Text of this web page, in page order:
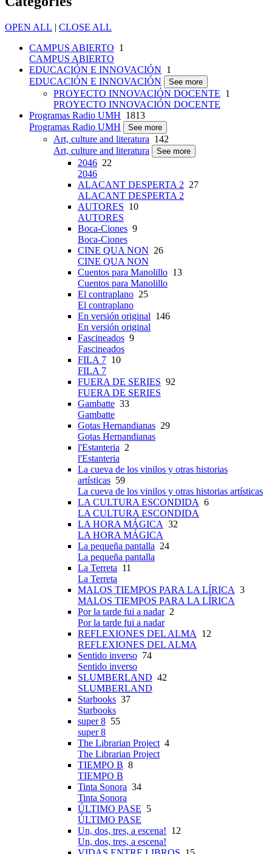
OPEN ALL | CLOSE ALL
CAMPUS ABIERTO 1
CAMPUS ABIERTO
EDUCACIÓN E INNOVACIÓN 1
EDUCACIÓN E INNOVACIÓN
See more
PROYECTO INNOVACIÓN DOCENTE 1
PROYECTO INNOVACIÓN DOCENTE
Programas Radio UMH 1813
Programas Radio UMH
See more
Art, culture and literatura 142
Art, culture and literatura
See more
2046 22
2046
ALACANT DESPERTA 2 27
ALACANT DESPERTA 2
AUTORES 10
AUTORES
Boca-Ciones 9
Boca-Ciones
CINE QUA NON 26
CINE QUA NON
Cuentos para Manolillo 13
Cuentos para Manolillo
El contraplano 25
El contraplano
En versión original 146
En versión original
Fascineados 9
Fascineados
FILA 7 10
FILA 7
FUERA DE SERIES 92
FUERA DE SERIES
Gambatte 33
Gambatte
Gotas Hernandianas 29
Gotas Hernandianas
l'Estanteria 2
l'Estanteria
La cueva de los vinilos y otras historias
artísticas 59
La cueva de los vinilos y otras historias artísticas
LA CULTURA ESCONDIDA 6
LA CULTURA ESCONDIDA
LA HORA MÁGICA 32
LA HORA MÁGICA
La pequeña pantalla 24
La pequeña pantalla
La Terreta 11
La Terreta
MALOS TIEMPOS PARA LA LÍRICA 3
MALOS TIEMPOS PARA LA LÍRICA
Por la tarde fui a nadar2
Por la tarde fui a nadar
REFLEXIONES DEL ALMA
12
REFLEXIONES DEL ALMA
Sentido inverso 74
Sentido inverso
SLUMBERLAND 42
SLUMBERLAND
Starbooks 37
Starbooks
super 8 55
super 8
The Librarian Project 4
The Librarian Project
TIEMPO B 8
TIEMPO B
Tinta Sonora 34
Tinta Sonora
ÚLTIMO PASE 5
ÚLTIMO PASE
Un, dos, tres, a escena! 12
Un, dos, tres, a escena!